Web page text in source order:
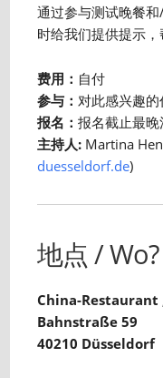
通过参与测试晚餐
时给我们提供提示，
费用： 自付
参与：对此感兴趣
报名：报名截止最
主持人: Martina
duesseldorf.de)
地点 / Wo?
China-Restaurant
Bahnstraße 59
40210 Düsseldorf